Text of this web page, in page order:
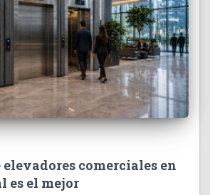
elevadores comerciales en
es el mejor